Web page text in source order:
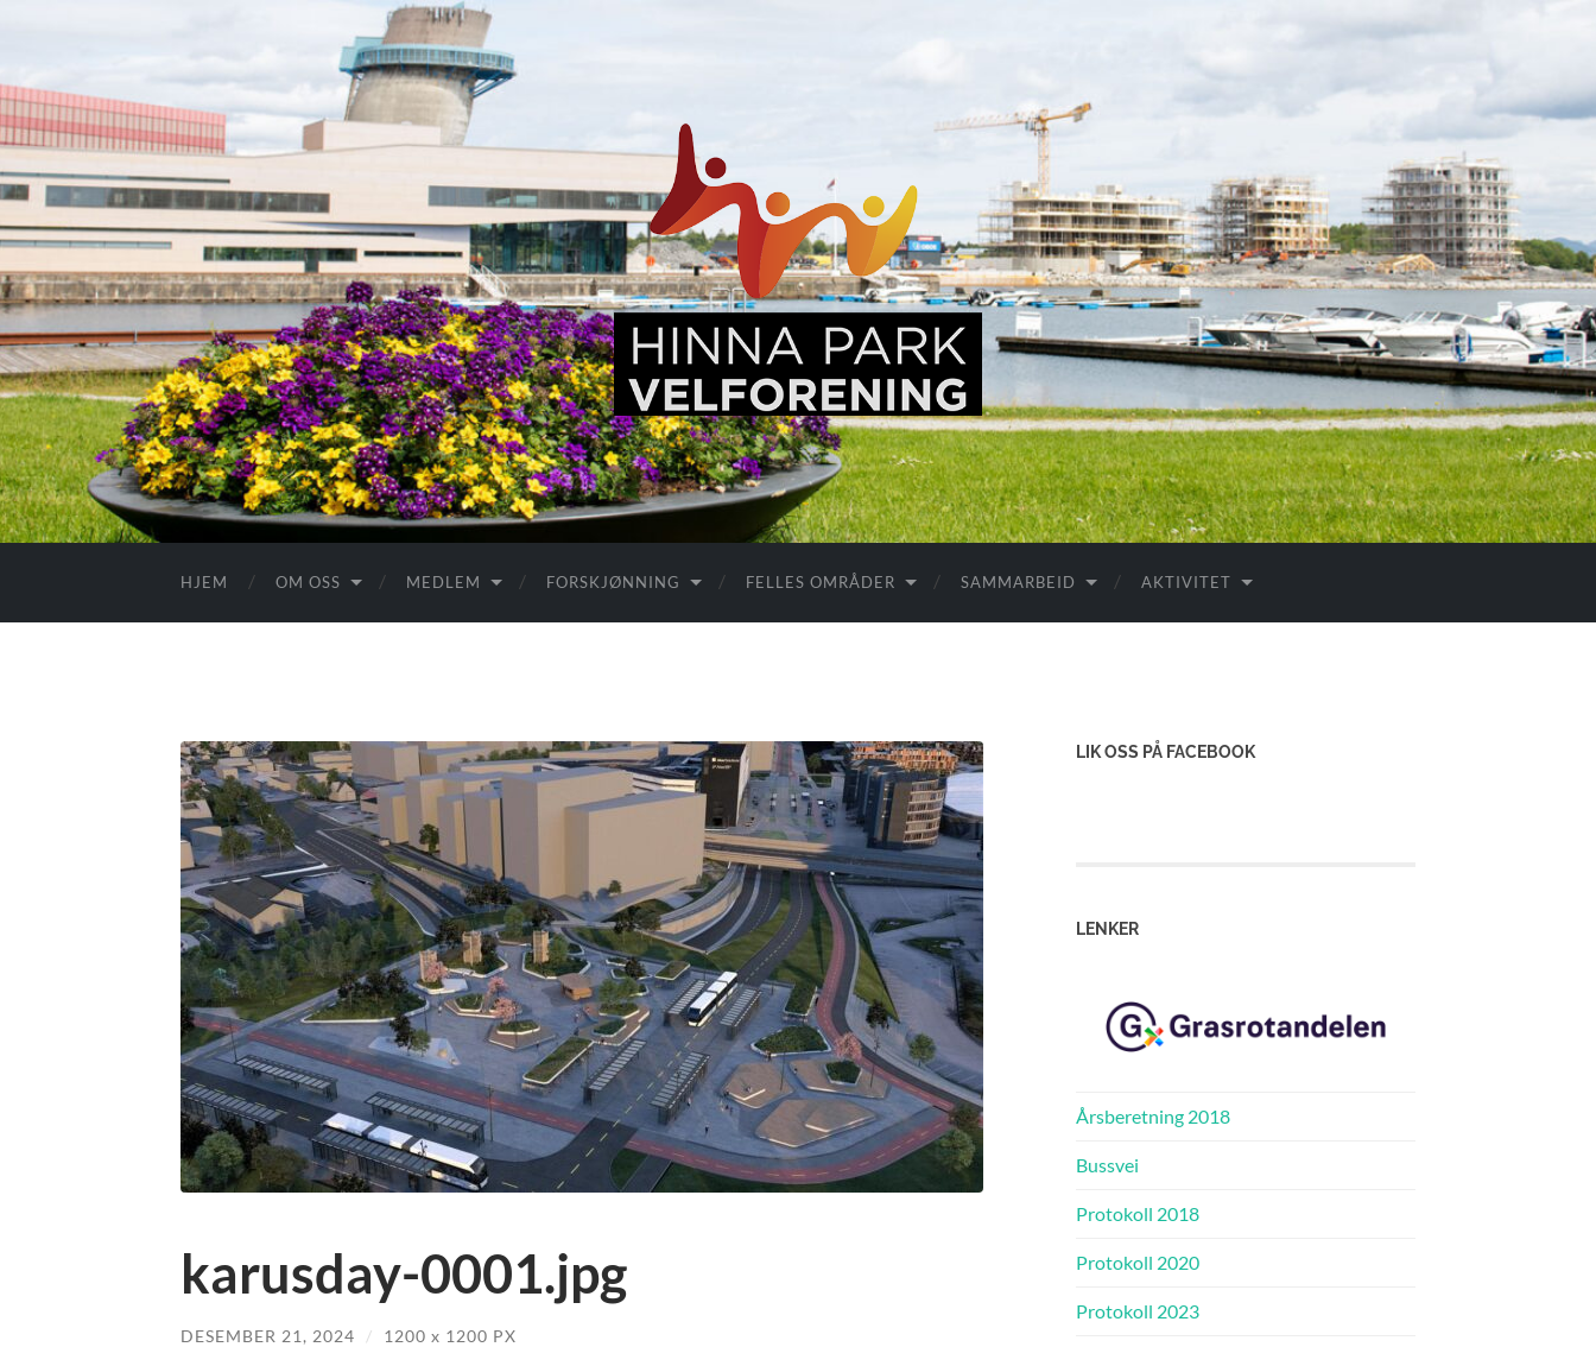
Hinna
Park,
en
levende
bydel
HJEM OM OSS MEDLEM FORSKJØNNING FELLES OMRÅDER SAMMARBEID AKTIVITET
karusday-0001.jpg
DESEMBER 21, 2024 / 1200 x 1200 PX
LIK OSS PÅ FACEBOOK
LENKER
Årsberetning 2018
Bussvei
Protokoll 2018
Protokoll 2020
Protokoll 2023